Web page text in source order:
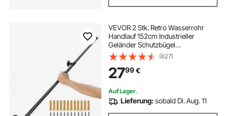
VEVOR 2 Stk. Retro Wasserrohr
Handlauf 152cm Industrieller
Geländer Schutzbügel
Kohlenstoffstahl Mattes Finish
Handlauf Rustikal 200 kg
Tragfähigkeit Geeignet für
Handläufe im Innen-/Außenbereich
(627)
2799€
Auf Lager.
Lieferung:sobald Di. Aug. 11